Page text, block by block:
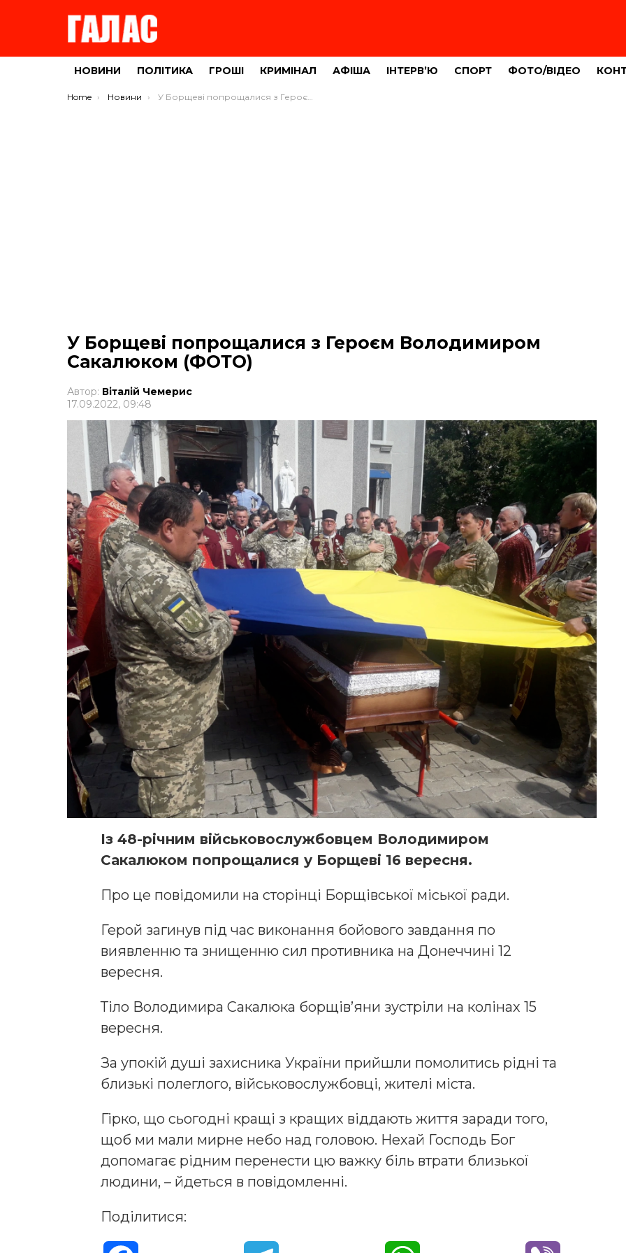
НОВИНИ ПОЛІТИКА ГРОШІ КРИМІНАЛ АФІША ІНТЕРВ’Ю СПОРТ ФОТО/ВІДЕО
You are here:
Home Новини У Борщеві попрощалися з Героєм Володимиром Сакалюком (ФОТО)
У Борщеві попрощалися з Героєм Володимиром
Сакалюком (ФОТО)
Автор: Віталій Чемерис
17.09.2022, 09:48
Із 48-річним військовослужбовцем Володимиром
Сакалюком попрощалися у Борщеві 16 вересня.
Про це повідомили на сторінці Борщівської міської ради.
Герой загинув під час виконання бойового завдання по
виявленню та знищенню сил противника на Донеччині 12
вересня.
Тіло Володимира Сакалюка борщів’яни зустріли на колінах 15
вересня.
За упокій душі захисника України прийшли помолитись рідні та
близькі полеглого, військовослужбовці, жителі міста.
Гірко, що сьогодні кращі з кращих віддають життя заради того,
щоб ми мали мирне небо над головою. Нехай Господь Бог
допомагає рідним перенести цю важку біль втрати близької
людини, – йдеться в повідомленні.
Поділитися: